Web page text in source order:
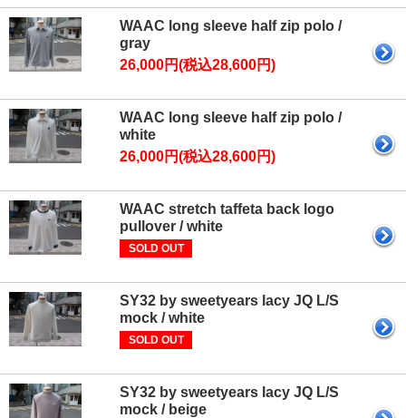
WAAC long sleeve half zip polo /
gray
26,000円(税込28,600円)
WAAC long sleeve half zip polo /
white
26,000円(税込28,600円)
WAAC stretch taffeta back logo
pullover / white
SOLD OUT
SY32 by sweetyears lacy JQ L/S
mock / white
SOLD OUT
SY32 by sweetyears lacy JQ L/S
mock / beige